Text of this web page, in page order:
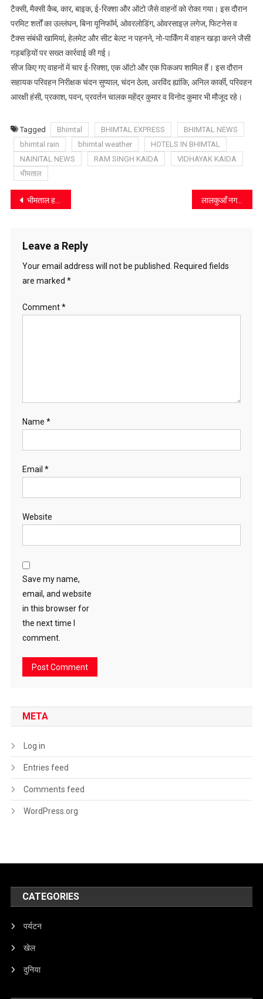
प्रवर्तन
अभियान
में
की
बड़ी
कार्रवाई
टैक्सी, मैक्सी कैब, कार, बाइक, ई-रिक्शा और ऑटो जैसे वाहनों को रोका गया। इस दौरान
परमिट शर्तों का उल्लंघन, बिना यूनिफॉर्म, ओवरलोडिंग, ओवरसाइज़ लगेज, फिटनेस व
टैक्स संबंधी खामियां, हेलमेट और सीट बेल्ट न पहनने, नो-पार्किंग में वाहन खड़ा करने जैसी
गड़बड़ियों पर सख्त कार्रवाई की गई।
सीज किए गए वाहनों में चार ई-रिक्शा, एक ऑटो और एक पिकअप शामिल हैं। इस दौरान
सहायक परिवहन निरीक्षक चंदन सुप्याल, चंदन ठेला, अरविंद ह्यांकि, अनिल कार्की, परिवहन
आरक्षी हंसी, प्रकाश, पवन, प्रवर्तन चालक महेंद्र कुमार व विनोद कुमार भी मौजूद रहे।
Tagged Bhimtal BHIMTAL EXPRESS
BHIMTAL NEWS
bhimtal rain
bhimtal weather
HOTELS IN BHIMTAL
NAINITAL NEWS
RAM SINGH KAIDA
VIDHAYAK KAIDA
भीमताल
Post
भीमताल हरेला मेले में उमड़ा जनसैलाब, पारंपरिक लोक संस्कृति की झलक ने मोहा मन लालकुआँ नगर पंचायत को स्वच्छ सर्वेक्षण-2024 में “प्रोमिसिंग स्वच्छ शहर” का राष्ट्रीय पुरस्कार
Leave a Reply
Your email address will not be published. Required fields
are marked *
Comment*
Name *
Email *
Website
Save my name,
email, and website
in this browser for
the next time I
comment.
META
Log in
Entries feed
Comments feed
WordPress.org
CATEGORIES
पर्यटन
खेल
दुनिया